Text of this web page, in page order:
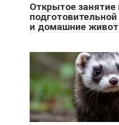
Открытое занятие
и домашние